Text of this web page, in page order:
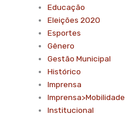
Educação
Eleições 2020
Esportes
Gênero
Gestão Municipal
Histórico
Imprensa
Imprensa>Mobilidade
Institucional